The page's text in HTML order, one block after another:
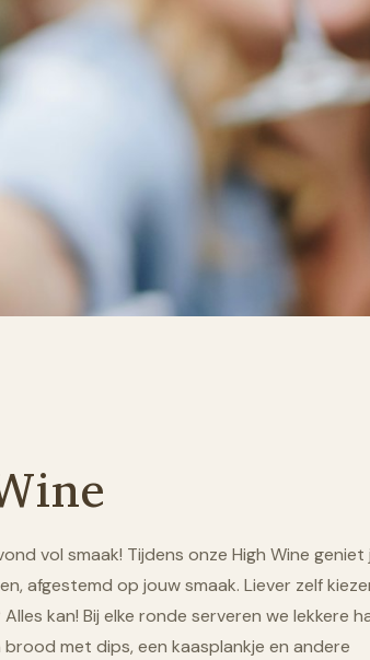
vol smaak! Tijdens onze High Wine geniet
afgestemd op jouw smaak. Liever zelf
kan! Bij elke ronde serveren we lekkere
brood met dips, een kaasplankje en andere